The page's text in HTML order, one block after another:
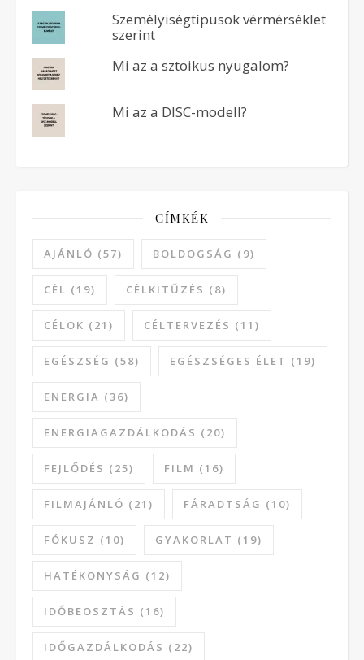
Személyiségtípusok vérmérséklet
szerint
Mi az a sztoikus nyugalom?
Mi az a DISC-modell?
CÍMKÉK
AJÁNLÓ (57) BOLDOGSÁG (9)
CÉL (19) CÉLKITŰZÉS (8)
CÉLOK (21) CÉLTERVEZÉS (11)
EGÉSZSÉG (58) EGÉSZSÉGES ÉLET (19)
ENERGIA (36)
ENERGIAGAZDÁLKODÁS (20)
FEJLŐDÉS (25) FILM (16)
FILMAJÁNLÓ (21) FÁRADTSÁG (10)
FÓKUSZ (10) GYAKORLAT (19)
HATÉKONYSÁG (12)
IDŐBEOSZTÁS (16)
IDŐGAZDÁLKODÁS (22)